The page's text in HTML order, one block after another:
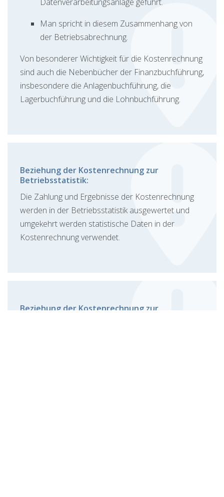
Man spricht in diesem Zusammenhang von
der Betriebsabrechnung.
Von besonderer Wichtigkeit für die Kostenrechnung
sind auch die Nebenbücher der Finanzbuchführung,
insbesondere die Anlagenbuchführung, die
Lagerbuchführung und die Lohnbuchführung.
Beziehung der Kostenrechnung zur
Betriebsstatistik:
Die Zahlung und Ergebnisse der Kostenrechnung
werden in der Betriebsstatistik ausgewertet und
umgekehrt werden statistische Daten in der
Kostenrechnung verwendet.
Beziehung der Kostenrechnung zur